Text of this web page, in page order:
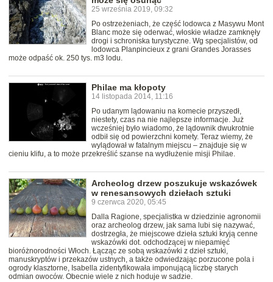
25 września 2019, 09:32
Po ostrzeżeniach, że część lodowca z Masywu Mont
Blanc może się oderwać, włoskie władze zamknęły
drogi i schroniska turystyczne. Wg specjalistów, od
lodowca Planpincieux z grani Grandes Jorasses
może odpaść ok. 250 tys. m3 lodu.
Philae ma kłopoty
14 listopada 2014, 11:16
Po udanym lądowaniu na komecie przyszedł,
niestety, czas na nie najlepsze informacje. Już
wcześniej było wiadomo, że lądownik dwukrotnie
odbił się od powierzchni komety. Teraz wiemy, że
wylądował w fatalnym miejscu – znajduje się w
cieniu klifu, a to może przekreślić szanse na wydłużenie misji Philae.
Archeolog drzew poszukuje wskazówek
w renesansowych dziełach sztuki
9 czerwca 2020, 05:45
Dalla Ragione, specjalistka w dziedzinie agronomii
oraz archeolog drzew, jak sama lubi się nazywać,
dostrzegła, że miejscowe dzieła sztuki kryją cenne
wskazówki dot. odchodzącej w niepamięć
bioróżnorodności Włoch. Łącząc ze sobą wskazówki z dzieł sztuki,
manuskryptów i przekazów ustnych, a także odwiedzając porzucone pola i
ogrody klasztorne, Isabella zidentyfikowała imponującą liczbę starych
odmian owoców. Obecnie wiele z nich hoduje w sadzie.